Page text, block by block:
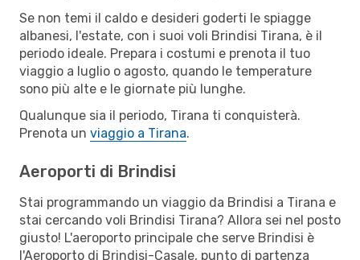
Se non temi il caldo e desideri goderti le spiagge
albanesi, l'estate, con i suoi voli Brindisi Tirana, è il
periodo ideale. Prepara i costumi e prenota il tuo
viaggio a luglio o agosto, quando le temperature
sono più alte e le giornate più lunghe.
Qualunque sia il periodo, Tirana ti conquisterà.
Prenota un viaggio a Tirana.
Aeroporti di Brindisi
Stai programmando un viaggio da Brindisi a Tirana e
stai cercando voli Brindisi Tirana? Allora sei nel posto
giusto! L'aeroporto principale che serve Brindisi è
l'Aeroporto di Brindisi-Casale, punto di partenza